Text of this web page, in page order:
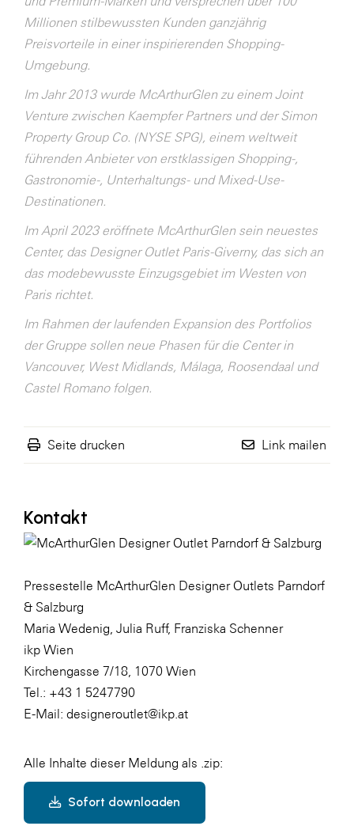
Millionen stilbewussten Kunden ganzjährig
Preisvorteile in einer inspirierenden Shopping-
Umgebung.
Im Jahr 2013 wurde McArthurGlen zu einem Joint
Venture zwischen Kaempfer Partners und der Simon
Property Group Co. (NYSE SPG), einem weltweit
führenden Anbieter von erstklassigen Shopping-,
Gastronomie-, Unterhaltungs- und Mixed-Use-
Destinationen.
Im April 2023 eröffnete McArthurGlen sein neuestes
Center, das Designer Outlet Paris-Giverny, das sich an
das modebewusste Einzugsgebiet im Westen von
Paris richtet.
Im Rahmen der laufenden Expansion des Portfolios
der Gruppe sollen neue Phasen für die Center in
Vancouver, West Midlands, Málaga, Roosendaal und
Castel Romano folgen.
Seite drucken Link mailen
Kontakt
Pressestelle McArthurGlen Designer Outlets Parndorf
& Salzburg
Maria Wedenig, Julia Ruff, Franziska Schenner
ikp Wien
Kirchengasse 7/18, 1070 Wien
Tel.: +43 1 5247790
E-Mail: designeroutlet@ikp.at
Alle Inhalte dieser Meldung als .zip:
Sofort downloaden